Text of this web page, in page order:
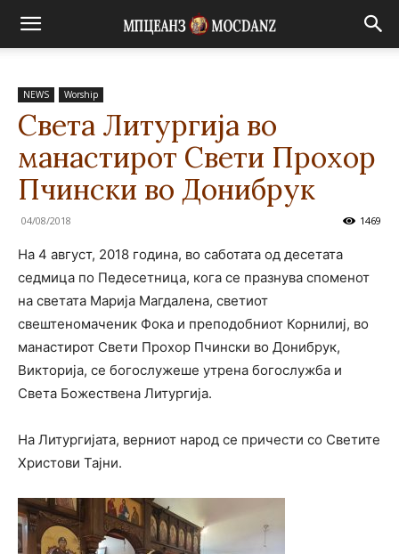
NEWS Worship
Света Литургија во
манастирот Свети Прохор
Пчински во Донибрук
04/08/2018 1469
На 4 август, 2018 година, во саботата од десетата
седмица по Педесетница, кога се празнува споменот
на светата Марија Магдалена, светиот
свештеномаченик Фока и преподобниот Корнилиј, во
манастирот Свети Прохор Пчински во Донибрук,
Викторија, се богослужеше утрена богослужба и
Света Божествена Литургија.
На Литургијата, верниот народ се причести со Светите
Христови Тајни.